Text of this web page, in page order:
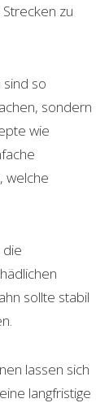
zu
so
sondern
wie
welche
die
sollte stabil
lassen sich
langfristige